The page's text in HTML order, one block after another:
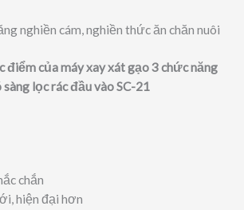
nghiền cám, nghiền thức ăn chăn nuôi
điểmcủa máy xay xát gạo3 chức năng
lọc rác đầu vào SC-21
chắn
hiện đại hơn